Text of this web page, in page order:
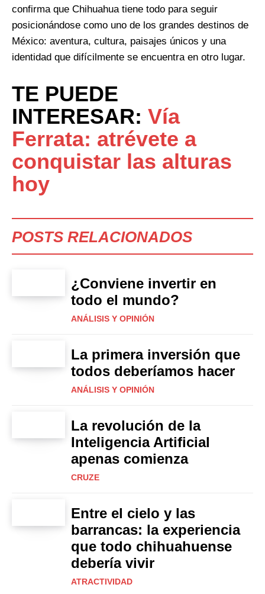
confirma que Chihuahua tiene todo para seguir
posicionándose como uno de los grandes destinos de
México: aventura, cultura, paisajes únicos y una
identidad que difícilmente se encuentra en otro lugar.
TE PUEDE
INTERESAR: Vía
Ferrata: atrévete a
conquistar las alturas
hoy
POSTS RELACIONADOS
¿Conviene invertir en
todo el mundo?
ANÁLISIS Y OPINIÓN
La primera inversión que
todos deberíamos hacer
ANÁLISIS Y OPINIÓN
La revolución de la
Inteligencia Artificial
apenas comienza
CRUZE
Entre el cielo y las
barrancas: la experiencia
que todo chihuahuense
debería vivir
ATRACTIVIDAD